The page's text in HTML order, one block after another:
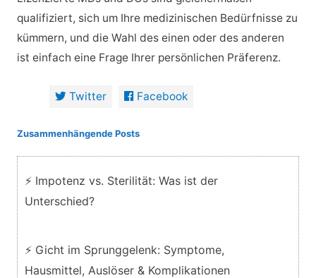
qualifiziert, sich um Ihre medizinischen Bedürfnisse zu
kümmern, und die Wahl des einen oder des anderen
ist einfach eine Frage Ihrer persönlichen Präferenz.
Twitter Facebook
Zusammenhängende Posts
⚡ Impotenz vs. Sterilität: Was ist der
Unterschied?
⚡ Gicht im Sprunggelenk: Symptome,
Hausmittel, Auslöser & Komplikationen